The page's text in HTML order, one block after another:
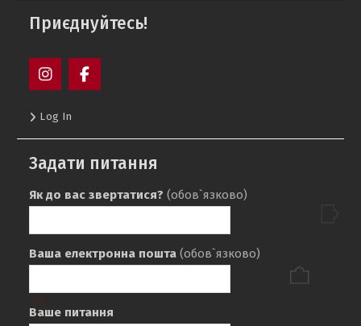
Приєднуйтесь!
меню
Log In
Задати питання
Як до вас звертатися? (обов`язково)
Ваша електронна пошта (обов`язково)
Ваше питання